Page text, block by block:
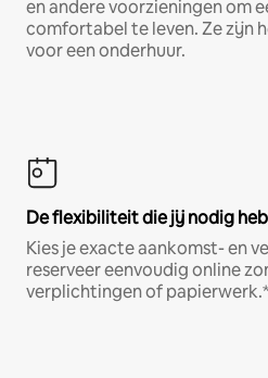
en andere voorzieningen om
comfortabel te leven. Ze zijn
voor een onderhuur.
De flexibiliteit die jij nodig
Kies je exacte aankomst- en
reserveer eenvoudig online
verplichtingen of papierwerk.*